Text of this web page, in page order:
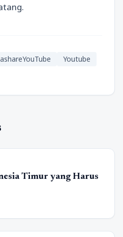
Youtube
Timur yang Harus